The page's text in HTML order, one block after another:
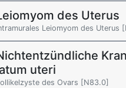
des Uterus
Leiomyom des Uterus
uteri
des Ovars [N83.0]